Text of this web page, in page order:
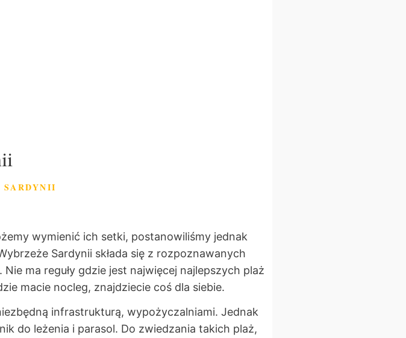
wymienić ich setki, postanowiliśmy jednak
Sardynii składa się z rozpoznawanych
ma reguły gdzie jest najwięcej najlepszych plaż
macie nocleg, znajdziecie coś dla siebie.
infrastrukturą, wypożyczalniami. Jednak
do leżenia i parasol. Do zwiedzania takich plaż,